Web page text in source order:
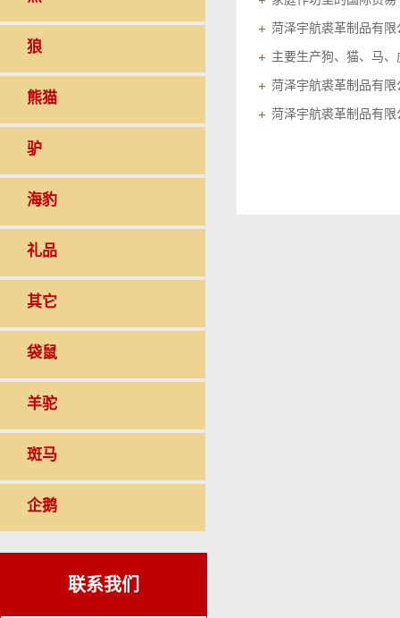
狼
熊猫
驴
海豹
礼品
其它
袋鼠
羊驼
斑马
企鹅
联系我们
菏泽宇航裘革制品有
菏泽宇航裘革制品有限
菏泽宇航裘革制品有限